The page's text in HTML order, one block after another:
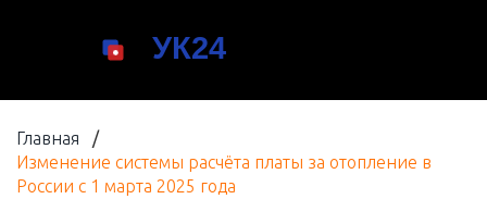
Главная /
Изменение системы расчёта платы за отопление в
России с 1 марта 2025 года